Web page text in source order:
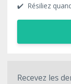
✔️ Résiliez
Recevez les